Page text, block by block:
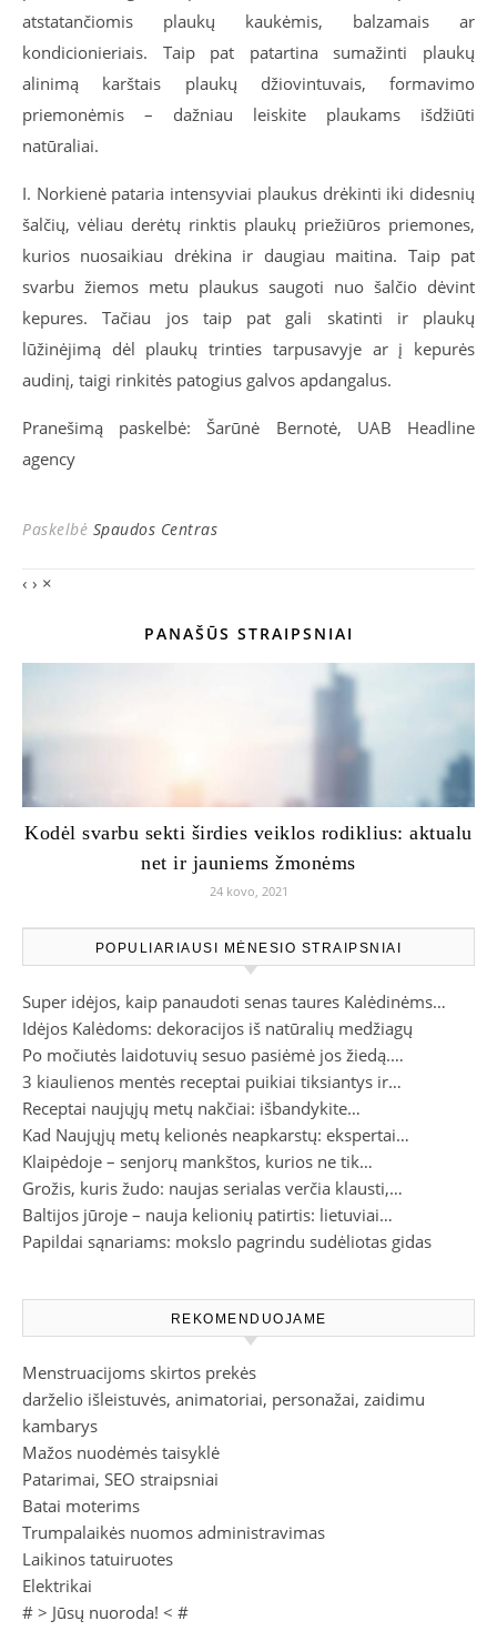
atstatančiomis plaukų kaukėmis, balzamais ar
kondicionieriais. Taip pat patartina sumažinti plaukų
alinimą karštais plaukų džiovintuvais, formavimo
priemonėmis – dažniau leiskite plaukams išdžiūti
natūraliai.
I. Norkienė pataria intensyviai plaukus drėkinti iki didesnių
šalčių, vėliau derėtų rinktis plaukų priežiūros priemones,
kurios nuosaikiau drėkina ir daugiau maitina. Taip pat
svarbu žiemos metu plaukus saugoti nuo šalčio dėvint
kepures. Tačiau jos taip pat gali skatinti ir plaukų
lūžinėjimą dėl plaukų trinties tarpusavyje ar į kepurės
audinį, taigi rinkitės patogius galvos apdangalus.
Pranešimą paskelbė: Šarūnė Bernotė, UAB Headline
agency
Paskelbė Spaudos Centras
‹ › ×
PANAŠŪS STRAIPSNIAI
Kodėl svarbu sekti širdies veiklos rodiklius: aktualu
net ir jauniems žmonėms
24 kovo, 2021
POPULIARIAUSI MĖNESIO STRAIPSNIAI
Super idėjos, kaip panaudoti senas taures Kalėdinėms…
Idėjos Kalėdoms: dekoracijos iš natūralių medžiagų
Po močiutės laidotuvių sesuo pasiėmė jos žiedą.…
3 kiaulienos mentės receptai puikiai tiksiantys ir…
Receptai naujųjų metų nakčiai: išbandykite…
Kad Naujųjų metų kelionės neapkarstų: ekspertai…
Klaipėdoje – senjorų mankštos, kurios ne tik…
Grožis, kuris žudo: naujas serialas verčia klausti,…
Baltijos jūroje – nauja kelionių patirtis: lietuviai…
Papildai sąnariams: mokslo pagrindu sudėliotas gidas
REKOMENDUOJAME
Menstruacijoms skirtos prekės
darželio išleistuvės, animatoriai, personažai, zaidimu
kambarys
Mažos nuodėmės taisyklė
Patarimai, SEO straipsniai
Batai moterims
Trumpalaikės nuomos administravimas
Laikinos tatuiruotes
Elektrikai
# > Jūsų nuoroda! < #